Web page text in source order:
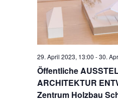
Öffentliche
ARCHITEKTUR
Zentrum Holzbau
29. April 2023, 13:00 -30.